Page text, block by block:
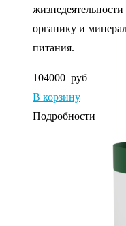
органику и
питания.
104000 руб
В корзину
Подробности